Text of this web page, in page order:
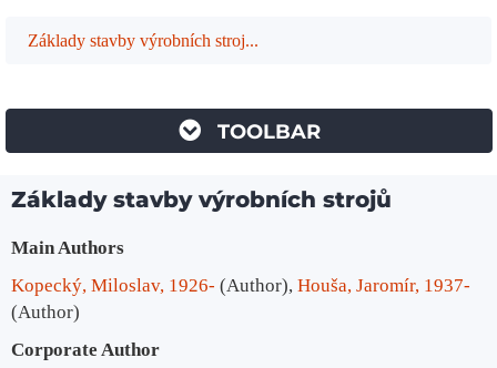
Základy stavby výrobních stroj...
TOOLBAR
Základy stavby výrobních strojů
Bibliographic Details
Main Authors
Kopecký, Miloslav, 1926- (Author), Houša, Jaromír, 1937-
(Author)
Corporate Author